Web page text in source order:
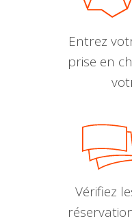
Entrez
prise en
Vérifiez